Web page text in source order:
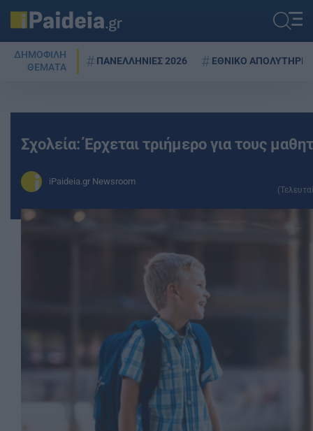
ΔΗΜΟΦΙΛΗ
ΘΕΜΑΤΑ
ΠΑΝΕΛΛΗΝΙΕΣ 2026 ΕΘΝΙΚΟ ΑΠΟΛΥΤΗΡΙΟ
Σχολεία: Έρχεται τριήμερο για τους
iPaideia.gr Newsroom